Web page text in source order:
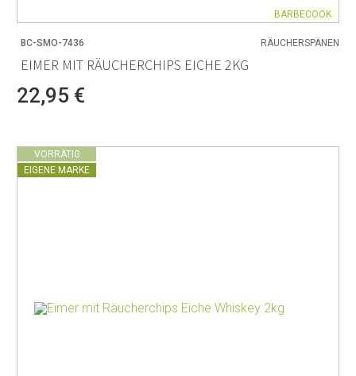
BARBECOOK
BC-SMO-7436 RÄUCHERSPÄNEN
EIMER MIT RÄUCHERCHIPS EICHE 2KG
22,95 €
VORRÄTIG
EIGENE MARKE